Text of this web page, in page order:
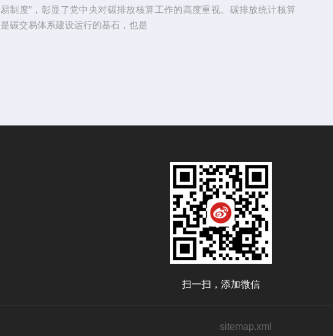
易制度”，彰显了党中央对碳排放核算工作的高度重视。碳排放统计核算
是碳交易体系建设运行的基石，也是
扫一扫，添加微信
sitemap.xml